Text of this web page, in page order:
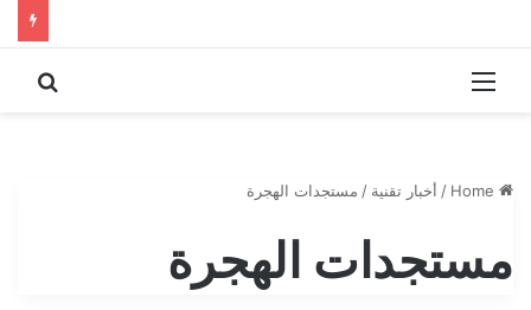
Menu
/ أخبار تقنية / مستجدات الهجرة
مستجدات الهجرة